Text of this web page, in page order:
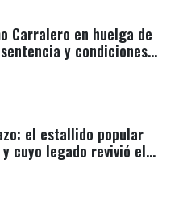
Carralero en huelga de
y condiciones
el estallido popular
cuyo legado revivió el